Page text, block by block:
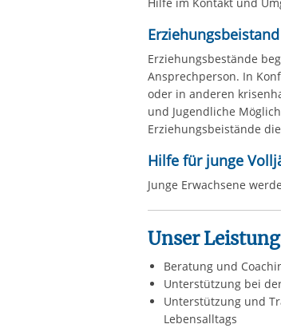
Erziehungsbeistand
Erziehungsbestände
Ansprechperson. In
oder in anderen
und Jugendliche
Erziehungsbeistände
Hilfe für junge
Junge Erwachsene
Unser
Beratung und
Unterstützung bei
Unterstützung und
Lebensalltags